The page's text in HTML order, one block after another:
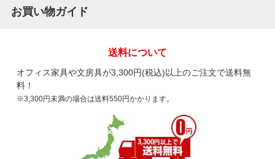
お買い物ガイド
送料について
オフィス家具や文房具が3,300円(税込)以上のご注文で送料無
料！
※3,300円未満の場合は送料550円かかります。